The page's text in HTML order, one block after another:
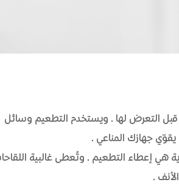
التعرض لها. ويستخدم التطعيم وسائل
جهازك المناعي.
هي إعطاء التطعيم. وتُعطى غالبية